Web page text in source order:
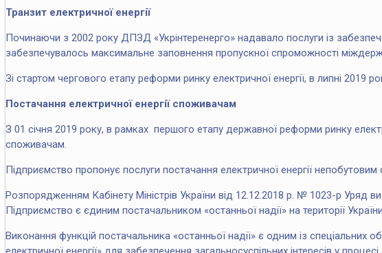
Транзит електричної енергії
Починаючи з 2002 року ДПЗД «Укрінтеренерго» надавало послуги із
забезпечувалось максимальне заповнення пропускної спроможності
Зі стартом чергового етапу реформи ринку електричної енергії, в липні 2019
Постачання електричної енергії споживачам
З 01 січня 2019 року, в рамках першого етапу державної реформи ринку
споживачам.
Підприємство пропонує послуги постачання електричної енергії непобутовим
Розпорядженням Кабінету Міністрів України від 12.12.2018 р. № 1023-р Уряд
Підприємство є єдиним постачальником «останньої надії» на території
Виконання функцій постачальника «останньої надії» є одним із спеціальних